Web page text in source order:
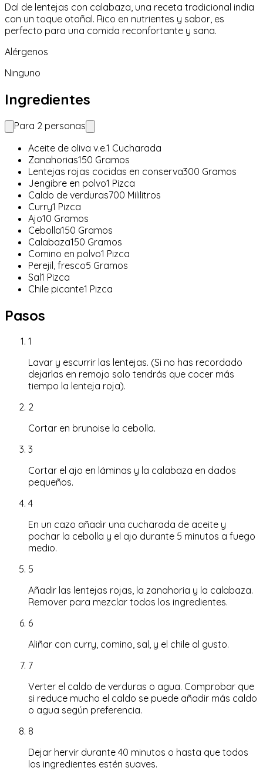
Dal de lentejas con calabaza, una receta tradicional india
con un toque otoñal. Rico en nutrientes y sabor, es
perfecto para una comida reconfortante y sana.
Alérgenos
Ninguno
Ingredientes
Para 2 personas
Aceite de oliva v.e.1 Cucharada
Zanahorias150 Gramos
Lentejas rojas cocidas en conserva300 Gramos
Jengibre en polvo1 Pizca
Caldo de verduras700 Mililitros
Curry1 Pizca
Ajo10 Gramos
Cebolla150 Gramos
Calabaza150 Gramos
Comino en polvo1 Pizca
Perejil, fresco5 Gramos
Sal1 Pizca
Chile picante1 Pizca
Pasos
1
Lavar y escurrir las lentejas. (Si no has recordado
dejarlas en remojo solo tendrás que cocer más
tiempo la lenteja roja).
2
Cortar en brunoise la cebolla.
3
Cortar el ajo en láminas y la calabaza en dados
pequeños.
4
En un cazo añadir una cucharada de aceite y
pochar la cebolla y el ajo durante 5 minutos a fuego
medio.
5
Añadir las lentejas rojas, la zanahoria y la calabaza.
Remover para mezclar todos los ingredientes.
6
Aliñar con curry, comino, sal, y el chile al gusto.
7
Verter el caldo de verduras o agua. Comprobar que
si reduce mucho el caldo se puede añadir más caldo
o agua según preferencia.
8
Dejar hervir durante 40 minutos o hasta que todos
los ingredientes estén suaves.